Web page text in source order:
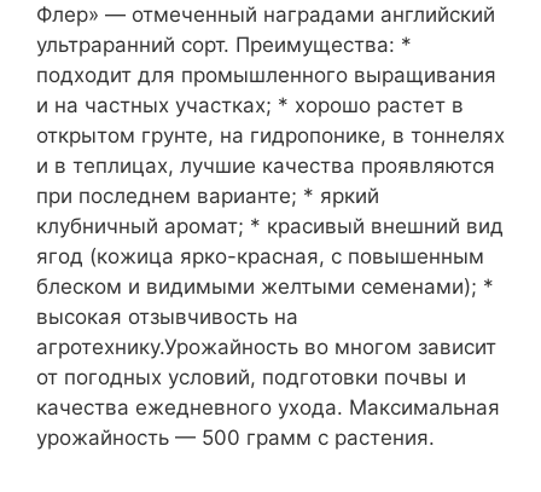
Флер» — отмеченный наградами английский
ультраранний сорт. Преимущества: *
подходит для промышленного выращивания
и на частных участках; * хорошо растет в
открытом грунте, на гидропонике, в тоннелях
и в теплицах, лучшие качества проявляются
при последнем варианте; * яркий
клубничный аромат; * красивый внешний вид
ягод (кожица ярко-красная, с повышенным
блеском и видимыми желтыми семенами); *
высокая отзывчивость на
агротехнику.Урожайность во многом зависит
от погодных условий, подготовки почвы и
качества ежедневного ухода. Максимальная
урожайность — 500 грамм с растения.